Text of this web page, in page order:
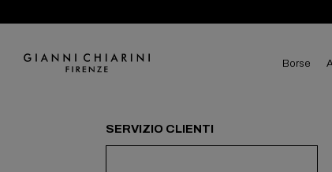
borse
SERVIZIO CLIENTI